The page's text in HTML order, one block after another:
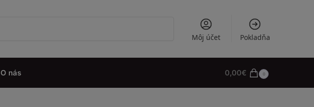
Môj účet Pokladňa
O nás 0,00€ 0